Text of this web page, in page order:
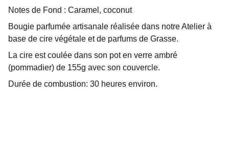
Notes de Fond : Caramel, coconut
Bougie parfumée artisanale réalisée dans notre Atelier à
base de cire végétale et de parfums de Grasse.
La cire est coulée dans son pot en verre ambré
(pommadier) de 155g avec son couvercle.
Durée de combustion: 30 heures environ.